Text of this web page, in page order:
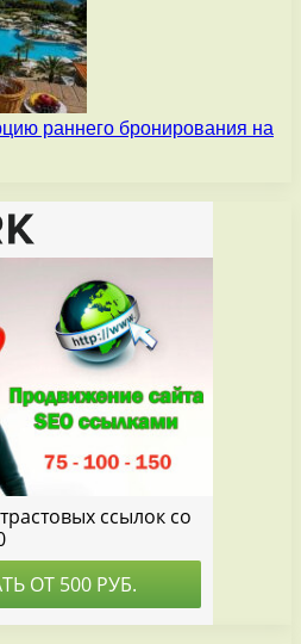
раннего бронирования на